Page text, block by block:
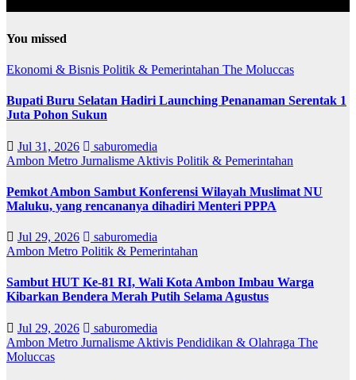
You missed
Ekonomi & Bisnis Politik & Pemerintahan The Moluccas
Bupati Buru Selatan Hadiri Launching Penanaman Serentak 1
Juta Pohon Sukun
Jul 31, 2026
saburomedia
Ambon Metro Jurnalisme Aktivis Politik & Pemerintahan
Pemkot Ambon Sambut Konferensi Wilayah Muslimat NU
Maluku, yang rencananya dihadiri Menteri PPPA
Jul 29, 2026
saburomedia
Ambon Metro Politik & Pemerintahan
Sambut HUT Ke-81 RI, Wali Kota Ambon Imbau Warga
Kibarkan Bendera Merah Putih Selama Agustus
Jul 29, 2026
saburomedia
Ambon Metro Jurnalisme Aktivis Pendidikan & Olahraga The
Moluccas